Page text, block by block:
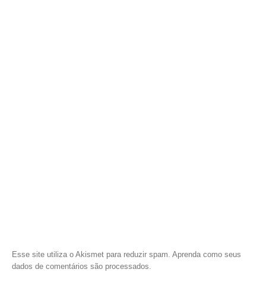
Esse site utiliza o Akismet para reduzir spam. Aprenda como seus
dados de comentários são processados.